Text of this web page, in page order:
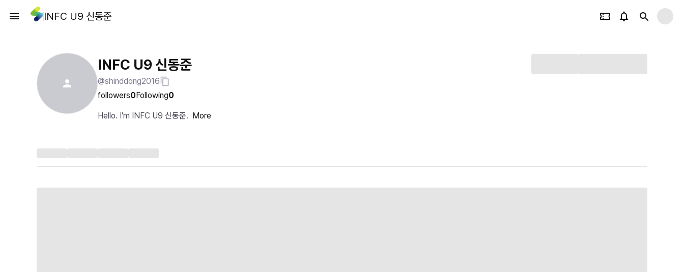
INFC U9 신동준
INFC U9 신동준
@shinddong2016
followers0Following0
Hello. I'm INFC U9 신동준. More